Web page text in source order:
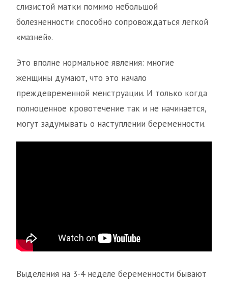
слизистой матки помимо небольшой
болезненности способно сопровождаться легкой
«мазней».
Это вполне нормальное явления: многие
женщины думают, что это начало
преждевременной менструации. И только когда
полноценное кровотечение так и не начинается,
могут задумывать о наступлении беременности.
Выделения на 3-4 неделе беременности бывают